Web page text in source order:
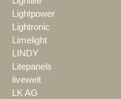
Lightpower
Lightronic
Limelight
LINDY
Litepanels
livewelt
LK AG